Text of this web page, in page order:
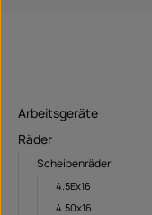
Arbeitsgeräte
Räder
Scheibenräder
4.5Ex16
4.50x16